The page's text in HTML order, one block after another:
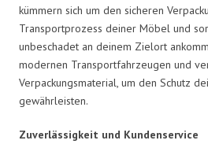
kümmern sich um den sicheren
Transportprozess deiner Möbel und
unbeschadet an deinem Zielort
modernen Transportfahrzeugen und
Verpackungsmaterial, um den Schutz
gewährleisten.
Zuverlässigkeit und Kundenservice